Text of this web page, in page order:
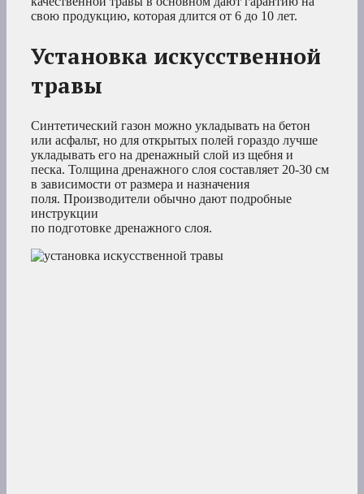
свою продукцию, которая длится от 6 до 10 лет.
Установка искусственной
травы
Синтетический газон можно укладывать на бетон
или асфальт, но для открытых полей гораздо лучше
укладывать его на дренажный слой из щебня и
песка. Толщина дренажного слоя составляет 20-30 см
в зависимости от размера и назначения
поля. Производители обычно дают подробные
инструкции
по подготовке дренажного слоя.